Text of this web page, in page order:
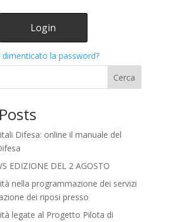
dimenticato la password?
Cerca
Difesa: online il manuale del
EDIZIONE DEL 2 AGOSTO
nella programmazione dei servizi
dei riposi presso
legate al Progetto Pilota di